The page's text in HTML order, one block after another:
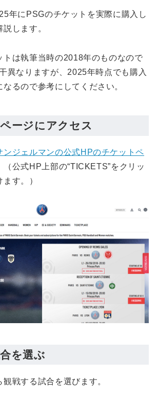
ケットはMチケットかEチケットを選択
22：追記）試合が近いほどチケット
：追記）TICKET PLACEが高すぎる
記事
年にPSGのチケットを実際に購入し
します。
トは執筆当時の2018年のものなので
異なりますが、2025年時点でも購入
るので参考にしてください。
ージにアクセス
ンジェルマンの公式HPのチケットペ
（公式HP上部の“TICKETS”をクリッ
す。）
を選ぶ
戦する試合を選びます。